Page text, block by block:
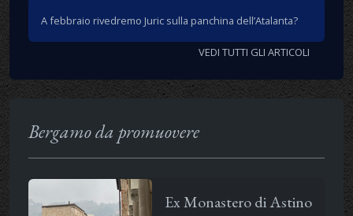
A febbraio rivedremo Juric sulla panchina dell’Atalanta?
VEDI TUTTI GLI ARTICOLI
Bergamo da promuovere
Ex Monastero di Astino